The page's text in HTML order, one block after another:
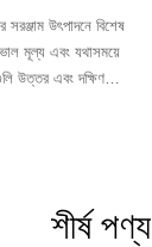
উৎপাদনে বিশেষ
উত্তর এবং দক্ষিণ
শীর্ষ পণ্য